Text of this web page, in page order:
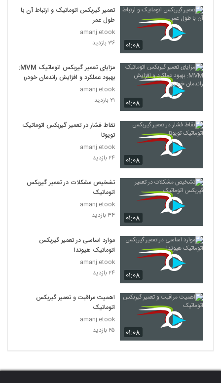
۰۱:۰۸
تعمیر گیربکس اتوماتیک و ارتباط آن با
طول عمر
amanj.etook
۳۶ بازدید
۰۱:۰۸
مزایای تعمیر گیربکس اتوماتیک MVM:
بهبود عملکرد و افزایش راندمان خودرو
amanj.etook
۲۱ بازدید
۰۱:۰۸
نقاط فشار در تعمیر گیربکس اتوماتیک
تویوتا
amanj.etook
۲۴ بازدید
۰۱:۰۸
تشخیص مشکلات در تعمیر گیربکس
اتوماتیک
amanj.etook
۳۴ بازدید
۰۱:۰۸
موارد اساسی در تعمیر گیربکس
اتوماتیک هیوندا
amanj.etook
۲۴ بازدید
۰۱:۰۸
اهمیت مراقبت و تعمیر گیربکس
اتوماتیک
amanj.etook
۲۵ بازدید